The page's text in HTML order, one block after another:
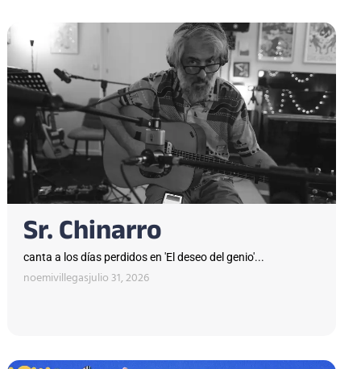
Sr. Chinarro
canta a los días perdidos en 'El deseo del genio'...
noemivillegasjulio 31, 2026